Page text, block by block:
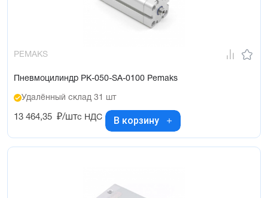
PEMAKS
Пневмоцилиндр PK-050-SA-0100 Pemaks
Удалённый склад 31 шт
13 464,35 ₽/штс НДС В корзину